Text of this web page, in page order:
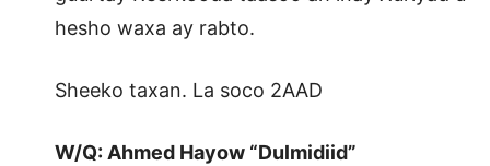
hesho waxa ay rabto.
Sheeko taxan. La soco 2AAD
W/Q: Ahmed Hayow “Dulmidiid”